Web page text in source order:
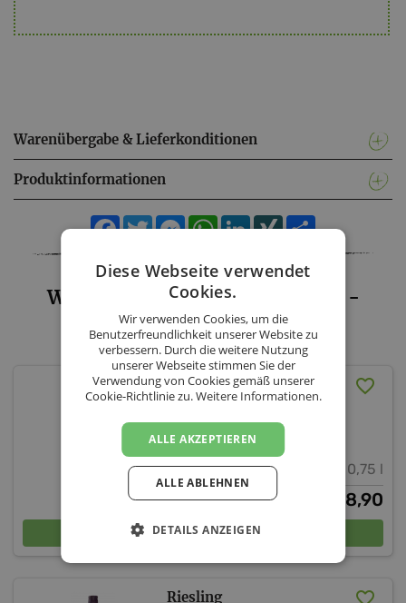
Warenübergabe & Lieferkonditionen
Produktinformationen
FacebookTwitterMessengerWhatsApp
LinkedIn
XING
Weingut Markowitsch Meinrad -
Sortiment
Chardonnay
Weingut Markowitsch Meinrad
NiederösterreichCarnuntum DAC
13,5 % vol. 0,75 l
8,90
In den Warenkorb
Riesling
Diese Webseite verwendet
Cookies.
Wir verwenden Cookies, um die
Benutzerfreundlichkeit unserer Website zu
verbessern. Durch die weitere Nutzung
unserer Webseite stimmen Sie der
Verwendung von Cookies gemäß unserer
Cookie-Richtlinie zu.Weitere Informationen.
ALLE AKZEPTIEREN
ALLE ABLEHNEN
DETAILS ANZEIGEN